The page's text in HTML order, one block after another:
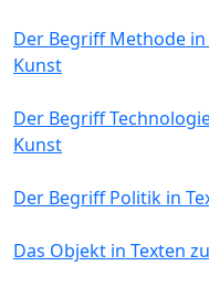
Der Begriff Methode
Kunst
Der Begriff
Kunst
Der Begriff Politik in
Das Objekt in Texten